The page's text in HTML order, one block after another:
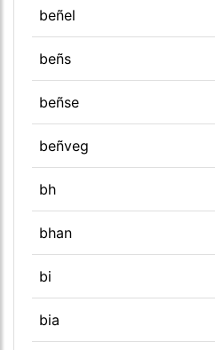
beñel
beñs
beñse
beñveg
bh
bhan
bi
bia